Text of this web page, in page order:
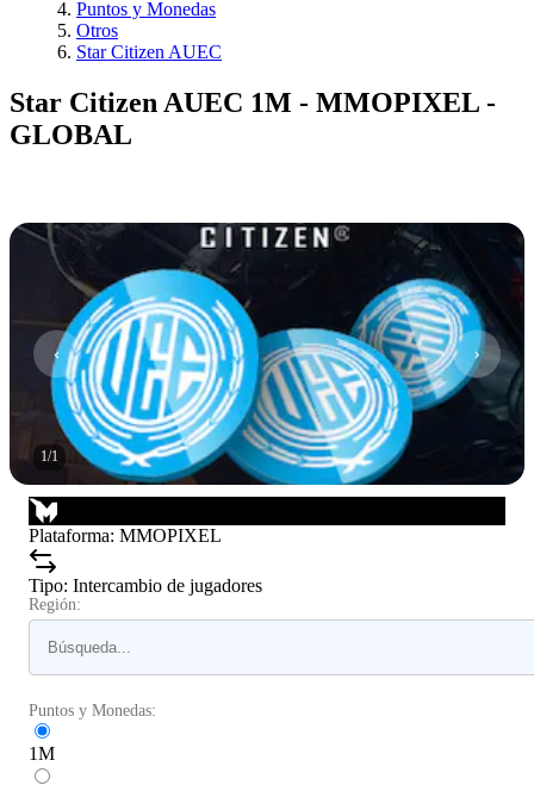
Puntos y Monedas
Otros
Star Citizen AUEC
Star Citizen AUEC 1M - MMOPIXEL -
GLOBAL
1/1
Plataforma: MMOPIXEL
Tipo: Intercambio de jugadores
Región:
Puntos y Monedas:
1M